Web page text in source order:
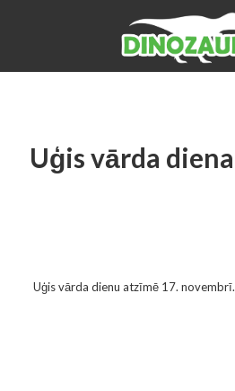
Uģis vārda diena
Uģis vārda dienu atzīmē 17. novembrī.